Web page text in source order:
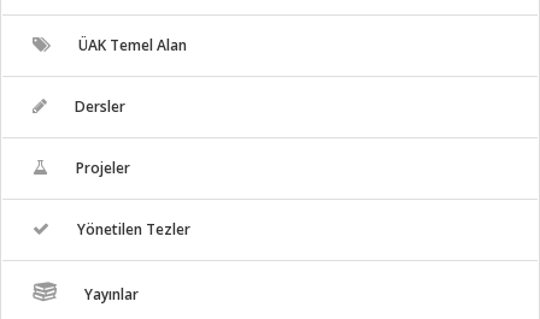
ÜAK Temel Alan
Dersler
Projeler
Yönetilen Tezler
Yayınlar